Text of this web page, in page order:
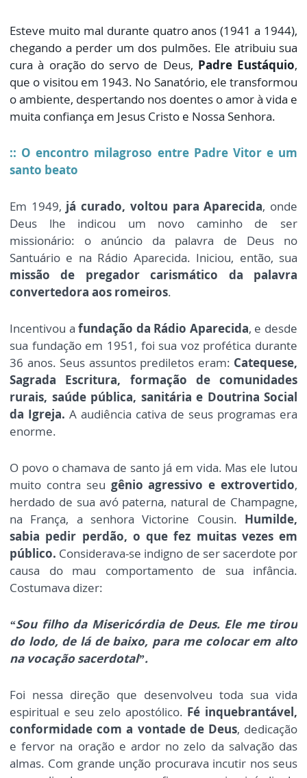
Esteve muito mal durante quatro anos (1941 a 1944),
chegando a perder um dos pulmões. Ele atribuiu sua
cura à oração do servo de Deus, Padre Eustáquio,
que o visitou em 1943. No Sanatório, ele transformou
o ambiente, despertando nos doentes o amor à vida e
muita confiança em Jesus Cristo e Nossa Senhora.
:: O encontro milagroso entre Padre Vitor e um
santo beato
Em 1949, já curado, voltou para Aparecida, onde
Deus lhe indicou um novo caminho de ser
missionário: o anúncio da palavra de Deus no
Santuário e na Rádio Aparecida. Iniciou, então, sua
missão de pregador carismático da palavra
convertedora aos romeiros.
Incentivou afundação da Rádio Aparecida, e desde
sua fundação em 1951, foi sua voz profética durante
36 anos. Seus assuntos prediletos eram: Catequese,
Sagrada Escritura, formação de comunidades
rurais, saúde pública, sanitária e Doutrina Social
da Igreja. A audiência cativa de seus programas era
enorme.
O povo o chamava de santo já em vida. Mas ele lutou
muito contra seu gênio agressivo e extrovertido,
herdado de sua avó paterna, natural de Champagne,
na França, a senhora Victorine Cousin. Humilde,
sabia pedir perdão, o que fez muitas vezes em
público. Considerava-se indigno de ser sacerdote por
causa do mau comportamento de sua infância.
Costumava dizer:
“Sou filho da Misericórdia de Deus. Ele me tirou
do lodo, de lá de baixo, para me colocar em alto
na vocação sacerdotal”.
Foi nessa direção que desenvolveu toda sua vida
espiritual e seu zelo apostólico. Fé inquebrantável,
conformidade com a vontade de Deus, dedicação
e fervor na oração e ardor no zelo da salvação das
almas. Com grande unção procurava incutir nos seus